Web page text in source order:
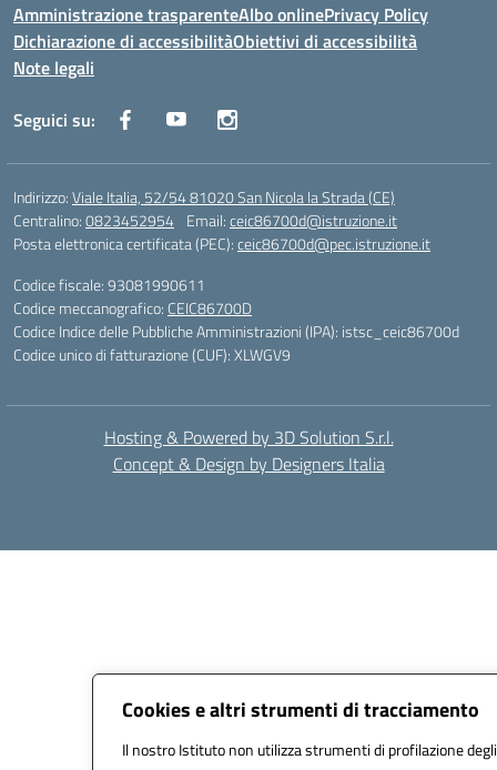
Cookies e altri strumenti di tracciamento
Il nostro Istituto non utilizza strumenti di profilazione
Amministrazione trasparenteAlbo onlinePrivacy Policy
Dichiarazione di accessibilitàObiettivi di accessibilità
Note legali
Seguici su:
Indirizzo:Viale Italia, 52/54 81020 San Nicola la Strada (CE)
Centralino:0823452954 Email:ceic86700d@istruzione.it
Posta elettronica certificata (PEC):ceic86700d@pec.istruzione.it
Codice fiscale: 93081990611
Codice meccanografico: CEIC86700D
Codice Indice delle Pubbliche Amministrazioni (IPA): istsc_ceic86700d
Codice unico di fatturazione (CUF): XLWGV9
Hosting & Powered by 3D Solution S.r.l.
Concept & Design by Designers Italia